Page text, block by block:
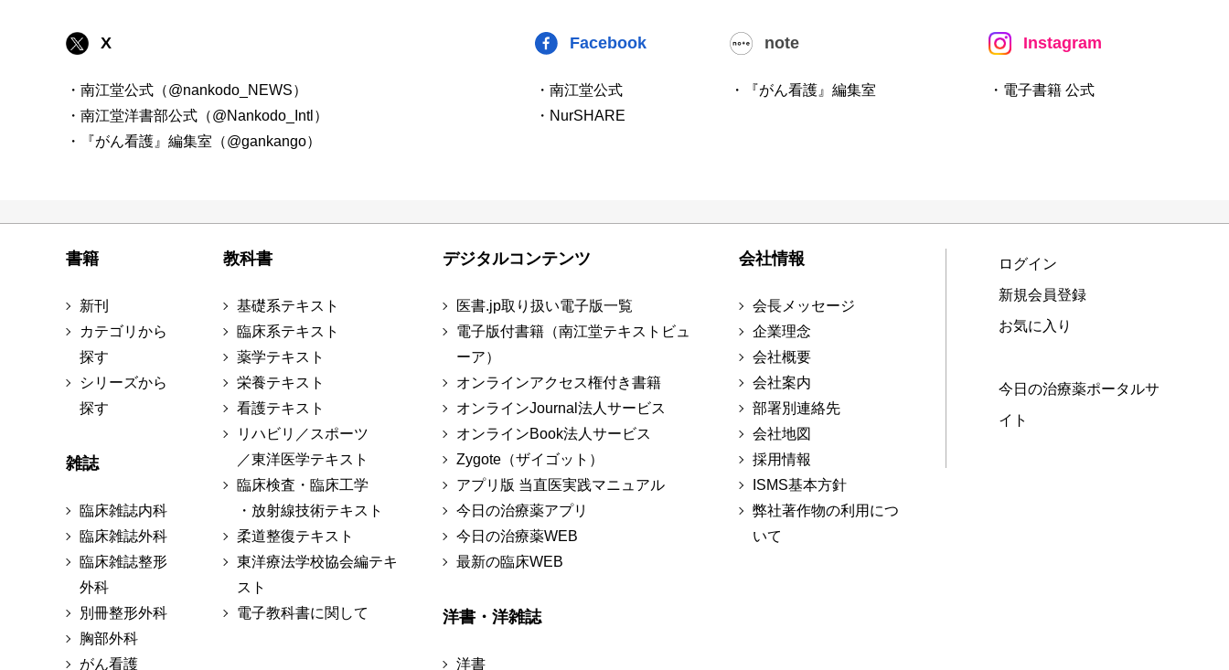
X
・南江堂公式（@nankodo_NEWS）
・南江堂洋書部公式（@Nankodo_Intl）
・『がん看護』編集室（@gankango）
Facebook
・南江堂公式
・NurSHARE
note
・『がん看護』編集室
Instagram
・電子書籍 公式
書籍
新刊
カテゴリから
探す
シリーズから
探す
雑誌
臨床雑誌内科
臨床雑誌外科
臨床雑誌整形
外科
別冊整形外科
胸部外科
がん看護
教科書
基礎系テキスト
臨床系テキスト
薬学テキスト
栄養テキスト
看護テキスト
リハビリ／スポーツ
／東洋医学テキスト
臨床検査・臨床工学
・放射線技術テキスト
柔道整復テキスト
東洋療法学校協会編テキ
スト
電子教科書に関して
デジタルコンテンツ
医書.jp取り扱い電子版一覧
電子版付書籍（南江堂テキストビュ
ーア）
オンラインアクセス権付き書籍
オンラインJournal法人サービス
オンラインBook法人サービス
Zygote（ザイゴット）
アプリ版 当直医実践マニュアル
今日の治療薬アプリ
今日の治療薬WEB
最新の臨床WEB
洋書・洋雑誌
洋書
会社情報
会長メッセージ
企業理念
会社概要
会社案内
部署別連絡先
会社地図
採用情報
ISMS基本方針
弊社著作物の利用につ
いて
ログイン
新規会員登録
お気に入り
今日の治療薬ポータルサ
イト